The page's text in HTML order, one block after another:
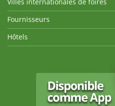
Fournisseurs
Hôtels